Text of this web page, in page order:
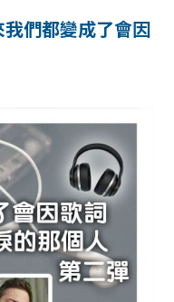
我們都變成了會因